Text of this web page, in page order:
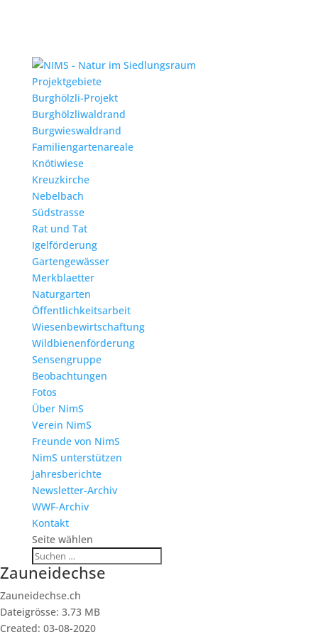
Projektgebiete
Burghölzli-Projekt
Burghölzliwaldrand
Burgwieswaldrand
Familiengartenareale
Knötiwiese
Kreuzkirche
Nebelbach
Südstrasse
Rat und Tat
Igelförderung
Gartengewässer
Merkblaetter
Naturgarten
Öffentlichkeitsarbeit
Wiesenbewirtschaftung
Wildbienenförderung
Sensengruppe
Beobachtungen
Fotos
Über NimS
Verein NimS
Freunde von NimS
NimS unterstützen
Jahresberichte
Newsletter-Archiv
WWF-Archiv
Kontakt
Seite wählen
Zauneidechse
Zauneidechse.ch
Dateigrösse: 3.73 MB
Created: 03-08-2020